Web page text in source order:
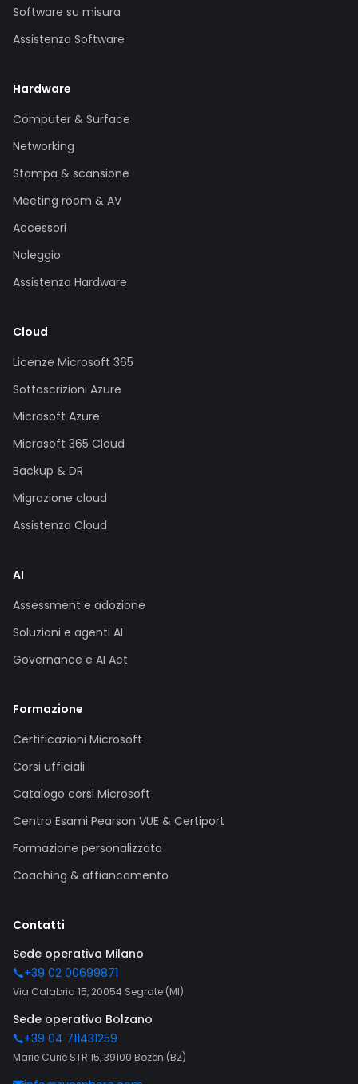
Software su misura
Assistenza Software
Hardware
Computer & Surface
Networking
Stampa & scansione
Meeting room & AV
Accessori
Noleggio
Assistenza Hardware
Cloud
Licenze Microsoft 365
Sottoscrizioni Azure
Microsoft Azure
Microsoft 365 Cloud
Backup & DR
Migrazione cloud
Assistenza Cloud
AI
Assessment e adozione
Soluzioni e agenti AI
Governance e AI Act
Formazione
Certificazioni Microsoft
Corsi ufficiali
Catalogo corsi Microsoft
Centro Esami Pearson VUE & Certiport
Formazione personalizzata
Coaching & affiancamento
Contatti
Sede operativa Milano
+39 02 00699871
Via Calabria 15, 20054 Segrate (MI)
Sede operativa Bolzano
+39 04 711431259
Marie Curie STR 15, 39100 Bozen (BZ)